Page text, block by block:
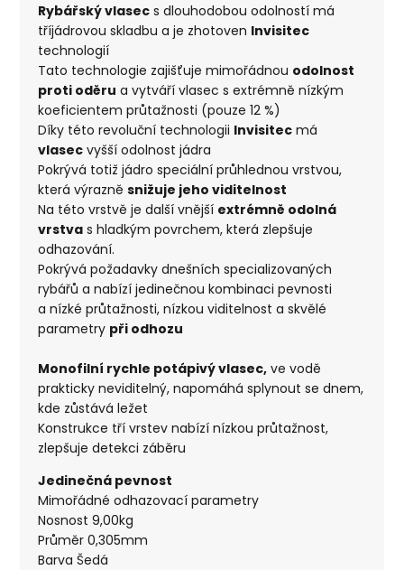
Rybářský vlasec s dlouhodobou odolností má
tříjádrovou skladbu a je zhotoven Invisitec
technologií
Tato technologie zajišťuje mimořádnou odolnost
proti oděru a vytváří vlasec s extrémně nízkým
koeficientem průtažnosti (pouze 12 %)
Díky této revoluční technologii Invisitec má
vlasec vyšší odolnost jádra
Pokrývá totiž jádro speciální průhlednou vrstvou,
která výrazněsnižuje jeho viditelnost
Na této vrstvě je další vnější extrémně odolná
vrstva s hladkým povrchem, která zlepšuje
odhazování.
Pokrývá požadavky dnešních specializovaných
rybářů a nabízí jedinečnou kombinaci pevnosti
a nízké průtažnosti, nízkou viditelnost a skvělé
parametry při odhozu
Monofilní rychle potápivý vlasec, ve vodě
prakticky neviditelný, napomáhá splynout se dnem,
kde zůstává ležet
Konstrukce tří vrstev nabízí nízkou průtažnost,
zlepšuje detekci záběru
Jedinečná pevnost
Mimořádné odhazovací parametry
Nosnost 9,00kg
Průměr 0,305mm
Barva Šedá